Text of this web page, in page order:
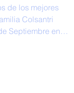
de los mejores
Colsantri
Septiembre en